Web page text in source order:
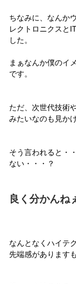
ちなみに、なんか
レクトロニクスと
した。
まぁなんか僕のイ
です。
ただ、次世代技術
みたいなのも見か
そう言われると・
ない・・・？
良く分かんね
なんとなくハイテ
先端感があります